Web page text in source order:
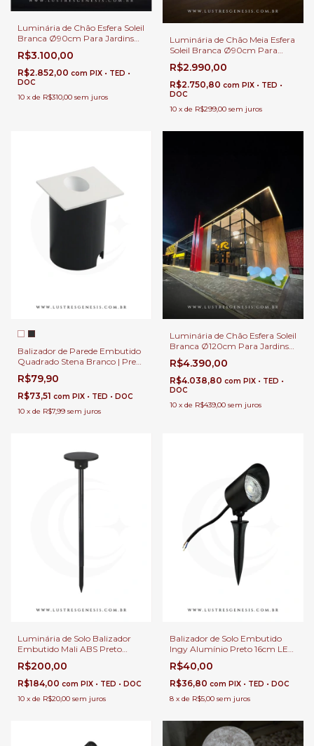
Luminária de Chão Esfera Soleil
Branca Ø90cm Para Jardins
Externos, Jardim de Inverno e
Áreas Internas.
R$3.100,00
R$2.852,00 com PIX • TED •
DOC
10 x de R$310,00 sem juros
Luminária de Chão Meia Esfera
Soleil Branca Ø90cm Para
Áreas Internas e Externas.
R$2.990,00
R$2.750,80 com PIX • TED •
DOC
10 x de R$299,00 sem juros
Balizador de Parede Embutido
Quadrado Stena Branco | Preto
LED 2w 3000K Para Escada,
Muro, Garagem e Corredor
R$79,90
R$73,51 com PIX • TED • DOC
10 x de R$7,99 sem juros
Luminária de Chão Esfera Soleil
Branca Ø120cm Para Jardins
Externos, Jardim de Inverno e
Áreas Internas.
R$4.390,00
R$4.038,80 com PIX • TED •
DOC
10 x de R$439,00 sem juros
Luminária de Solo Balizador
Embutido Mali ABS Preto
7,38m LED Integrado 12W
1200Lm Para Paisagem e
Jardim
R$200,00
R$184,00 com PIX • TED • DOC
10 x de R$20,00 sem juros
Balizador de Solo Embutido
Ingy Alumínio Preto 16cm LED
Integrado 5w 80Lm Bivolt
Para Jardim, Fachada e
Passagem
R$40,00
R$36,80 com PIX • TED • DOC
8 x de R$5,00 sem juros